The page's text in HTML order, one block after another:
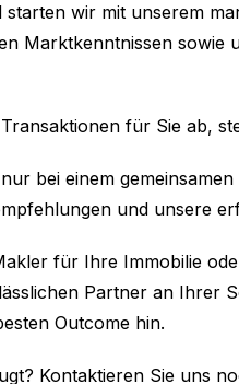
starten wir mit unserem
Marktkenntnissen sowie
für Sie ab,
bei einem
und unsere
für Ihre Immobilie
Partner an Ihrer
Outcome hin.
Kontaktieren Sie uns